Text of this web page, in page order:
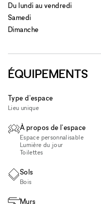
Du lundi au vendredi
Samedi
Dimanche
ÉQUIPEMENTS
Type d'espace
Lieu unique
À propos de l'espace
Espace personnalisable
Lumière du jour
Toilettes
Sols
Bois
Murs